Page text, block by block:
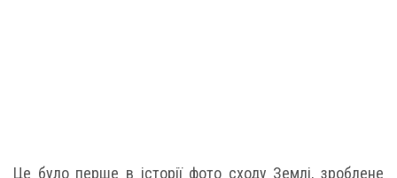
Це було перше в історії фото сходу Землі, зроблене